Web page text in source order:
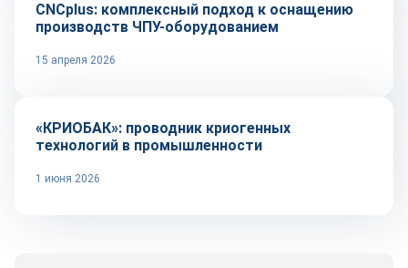
CNCplus: комплексный подход к оснащению
производств ЧПУ-оборудованием
15 апреля 2026
Оборудование и инструмент
«КРИОБАК»: проводник криогенных
технологий в промышленности
1 июня 2026